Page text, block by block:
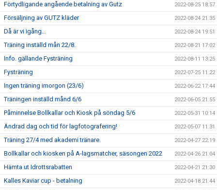
Förtydligande angående betalning av Gutz 2022-08-25 18:57
Försäljning av GUTZ kläder 2022-08-24 21:35
Då är vi igång… 2022-08-24 19:51
Träning inställd mån 22/8. 2022-08-21 17:02
Info. gällande Fysträning 2022-08-11 13:25
Fysträning 2022-07-25 11:22
Ingen träning imorgon (23/6) 2022-06-22 17:44
Träningen inställd månd 6/6 2022-06-05 21:55
Påminnelse Bollkallar och Kiosk på söndag 5/6 2022-05-31 10:14
Ändrad dag och tid för lagfotografering! 2022-05-07 11:31
Träning 27/4 med akademi tränare. 2022-04-27 22:19
Bollkallar och kiosken på A-lagsmatcher, säsongen 2022 2022-04-26 21:04
Hämta ut Idrottsrabatten 2022-04-21 21:30
Kalles Kaviar cup - betalning 2022-04-18 21:44